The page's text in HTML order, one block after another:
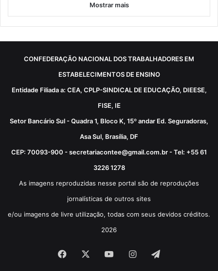
Mostrar mais
CONFEDERAÇÃO NACIONAL DOS TRABALHADORES EM
ESTABELECIMENTOS DE ENSINO
Entidade Filiada a: CEA, CPLP-SINDICAL DE EDUCAÇÃO, DIEESE,
FISE, IE
Setor Bancário Sul - Quadra 1, Bloco K, 15º andar Ed. Seguradoras,
Asa Sul, Brasília, DF
CEP: 70093-900 - secretariacontee@gmail.com.br - Tel: +55 61
3226 1278
As imagens reproduzidas nesse portal são de reproduções
jornalísticas de outros sites
e/ou imagens de livre utilização, todas com seus devidos créditos.
2026
Facebook YouTubeInstagram